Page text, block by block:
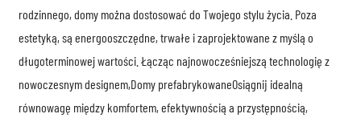
rodzinnego, domy można dostosować do Twojego stylu życia. Poza
estetyką, są energooszczędne, trwałe i zaprojektowane z myślą o
długoterminowej wartości. Łącząc najnowocześniejszą technologię z
nowoczesnym designem,Domy prefabrykowaneOsiągnij idealną
równowagę między komfortem, efektywnością a przystępnością,